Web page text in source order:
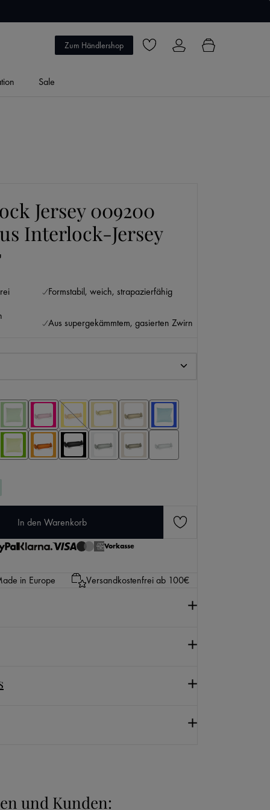
Zum Händlershop Du hast 0 Produkte auf dem
Sale
KI-generierter Inhalt.
Jersey 009200
Interlock-Jersey
Formstabil, weich, strapazierfähig
Aus supergekämmtem, gasierten Zwirn
gewünschten Wert ein oder benutze die
In den Warenkorb
Vorkasse
in Europe Versandkostenfrei ab 100€
und Kunden: